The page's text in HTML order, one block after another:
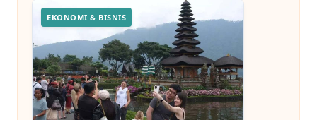
EKONOMI & BISNIS